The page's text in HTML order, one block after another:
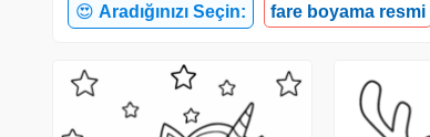
😍 Aradığınızı Seçin: fare boyama resmi